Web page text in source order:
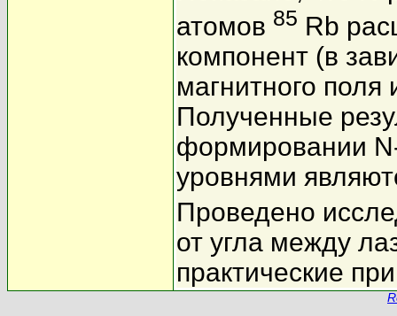
атомов 85 Rb
компонент (в
магнитного поля
Полученные
формировании
уровнями
Проведено
от угла между
практические